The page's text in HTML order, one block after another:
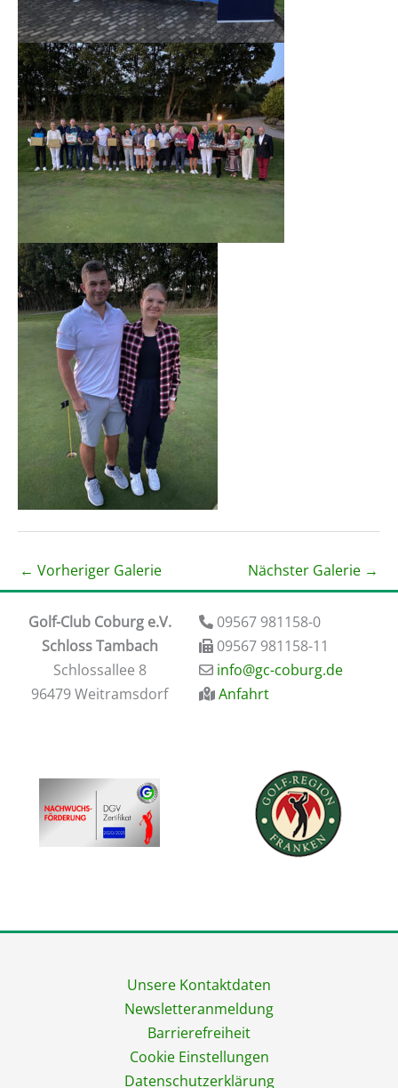
← Vorheriger Galerie Nächster Galerie →
Golf-Club Coburg e.V.
Schloss Tambach
​Schlossallee 8
96479 Weitramsdorf
09567 981158-0
09567 981158-11
​info@gc-coburg.de
Anfahrt
Unsere Kontaktdaten
Newsletteranmeldung
Barrierefreiheit
Cookie Einstellungen
Datenschutzerklärung